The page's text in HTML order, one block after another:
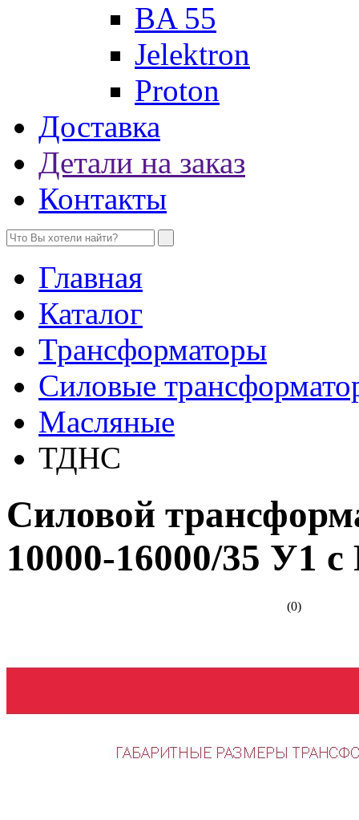
BA 55
Jelektron
Proton
Доставка
Детали на заказ
Контакты
Главная
Каталог
Трансформаторы
Cиловые
Масляные
ТДНС
Cиловой
10000-16000/35 У1
(0)